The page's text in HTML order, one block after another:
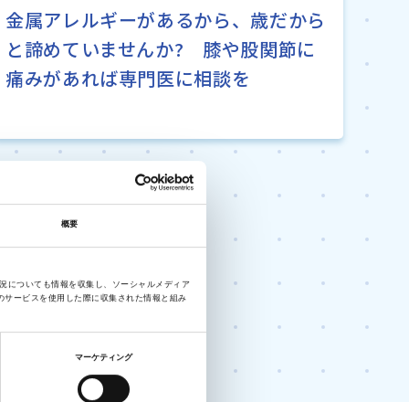
概要
についても情報を収集し、ソーシャルメディア
ービスを使用した際に収集された情報と組み
マーケティング
金属アレルギーがあるから、歳だから
と諦めていませんか? 膝や股関節に
痛みがあれば専門医に相談を